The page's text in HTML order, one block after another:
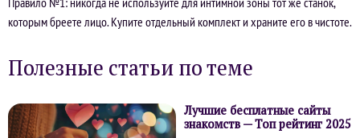
которым бреете лицо. Купите отдельный комплект и храните его в чистоте.
Полезные статьи по теме
Лучшие бесплатные сайты
знакомств — Топ рейтинг 2025